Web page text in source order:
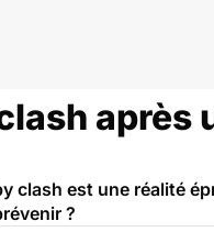
après
clash est une réalité
?